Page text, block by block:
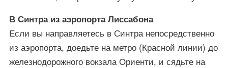
В Синтра из аэропорта Лиссабона
Если вы направляетесь в Синтра непосредственно
из аэропорта, доедьте на метро (Красной линии) до
железнодорожного вокзала Ориенти, и сядьте на